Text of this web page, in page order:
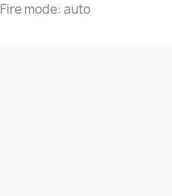
Fire mode: auto